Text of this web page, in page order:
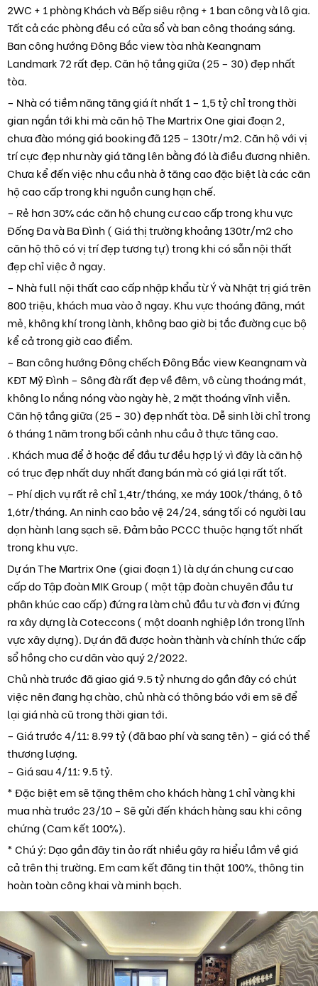
2WC + 1 phòng Khách và Bếp siêu rộng + 1 ban công và lô gia.
Tất cả các phòng đều có cửa sổ và ban công thoáng sáng.
Ban công hướng Đông Bắc view tòa nhà Keangnam
Landmark 72 rất đẹp. Căn hộ tầng giữa (25 – 30) đẹp nhất
tòa.
– Nhà có tiềm năng tăng giá ít nhất 1 – 1,5 tỷ chỉ trong thời
gian ngắn tới khi mà căn hộ The Martrix One giai đoạn 2,
chưa đào móng giá booking đã 125 – 130tr/m2. Căn hộ với vị
trí cực đẹp như này giá tăng lên bằng đó là điều đương nhiên.
Chưa kể đến việc nhu cầu nhà ở tăng cao đặc biệt là các căn
hộ cao cấp trong khi nguồn cung hạn chế.
– Rẻ hơn 30% các căn hộ chung cư cao cấp trong khu vực
Đống Đa và Ba Đình ( Giá thị trường khoảng 130tr/m2 cho
căn hộ thô có vị trí đẹp tương tự) trong khi có sẵn nội thất
đẹp chỉ việc ở ngay.
– Nhà full nội thất cao cấp nhập khẩu từ Ý và Nhật trị giá trên
800 triệu, khách mua vào ở ngay. Khu vực thoáng đãng, mát
mẻ, không khí trong lành, không bao giờ bị tắc đường cục bộ
kể cả trong giờ cao điểm.
– Ban công hướng Đông chếch Đông Bắc view Keangnam và
KĐT Mỹ Đình – Sông đà rất đẹp về đêm, vô cùng thoáng mát,
không lo nắng nóng vào ngày hè, 2 mặt thoáng vĩnh viễn.
Căn hộ tầng giữa (25 – 30) đẹp nhất tòa. Dễ sinh lời chỉ trong
6 tháng 1 năm trong bối cảnh nhu cầu ở thực tăng cao.
. Khách mua để ở hoặc để đầu tư đều hợp lý vì đây là căn hộ
có trục đẹp nhất duy nhất đang bán mà có giá lại rất tốt.
– Phí dịch vụ rất rẻ chỉ 1,4tr/tháng, xe máy 100k/tháng, ô tô
1,6tr/tháng. An ninh cao bảo vệ 24/24, sáng tối có người lau
dọn hành lang sạch sẽ. Đảm bảo PCCC thuộc hạng tốt nhất
trong khu vực.
Dự án The Martrix One (giai đoạn 1) là dự án chung cư cao
cấp do Tập đoàn MIK Group ( một tập đoàn chuyên đầu tư
phân khúc cao cấp) đứng ra làm chủ đầu tư và đơn vị đứng
ra xây dựng là Coteccons ( một doanh nghiệp lớn trong lĩnh
vực xây dựng). Dự án đã được hoàn thành và chính thức cấp
sổ hồng cho cư dân vào quý 2/2022.
Chủ nhà trước đã giao giá 9.5 tỷ nhưng do gần đây có chút
việc nên đang hạ chào, chủ nhà có thông báo với em sẽ để
lại giá nhà cũ trong thời gian tới.
– Giá trước 4/11: 8.99 tỷ (đã bao phí và sang tên) – giá có thể
thương lượng.
– Giá sau 4/11: 9.5 tỷ.
* Đặc biệt em sẽ tặng thêm cho khách hàng 1 chỉ vàng khi
mua nhà trước 23/10 – Sẽ gửi đến khách hàng sau khi công
chứng (Cam kết 100%).
* Chú ý: Dạo gần đây tin ảo rất nhiều gây ra hiểu lầm về giá
cả trên thị trường. Em cam kết đăng tin thật 100%, thông tin
hoàn toàn công khai và minh bạch.